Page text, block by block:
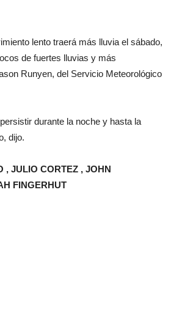
lento traerá más lluvia el sábado,
de fuertes lluvias y más
Runyen, del Servicio Meteorológico
durante la noche y hasta la
dijo.
, JULIO CORTEZ , JOHN
FINGERHUT